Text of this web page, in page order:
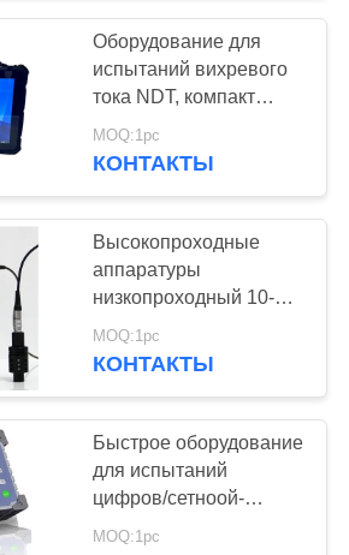
детектор
22
Оборудование для
испытаний вихревого
тока NDT, компакт
прибора вихревого
тока
MOQ:1pc
КОНТАКТЫ
Высокопроходные
аппаратуры
низкопроходный 10-
10000 Hz цифров
вихревого тока 0-500
MOQ:1pc
КОНТАКТЫ
Быстрое оборудование
для испытаний
цифров/сетноой-
аналогов
MOQ:1pc